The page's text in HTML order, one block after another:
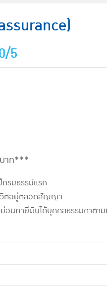
5
าท***
รมธรรม์แรก
วิตอยู่ตลอดสัญญา
อนภาษีเงินได้บุคคลธรรมดาต